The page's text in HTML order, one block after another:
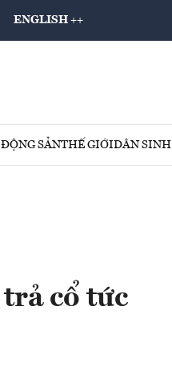
ENGLISH ++
SẢNTHẾ GIỚIDÂN SINH
cổ tức